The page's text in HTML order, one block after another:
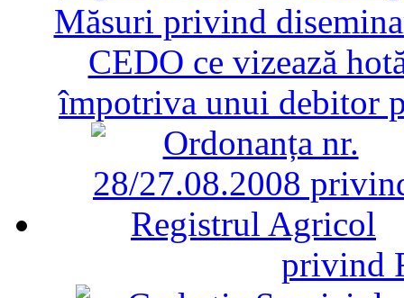
Măsuri privind
CEDO ce vizează
împotriva unui debitor
privind